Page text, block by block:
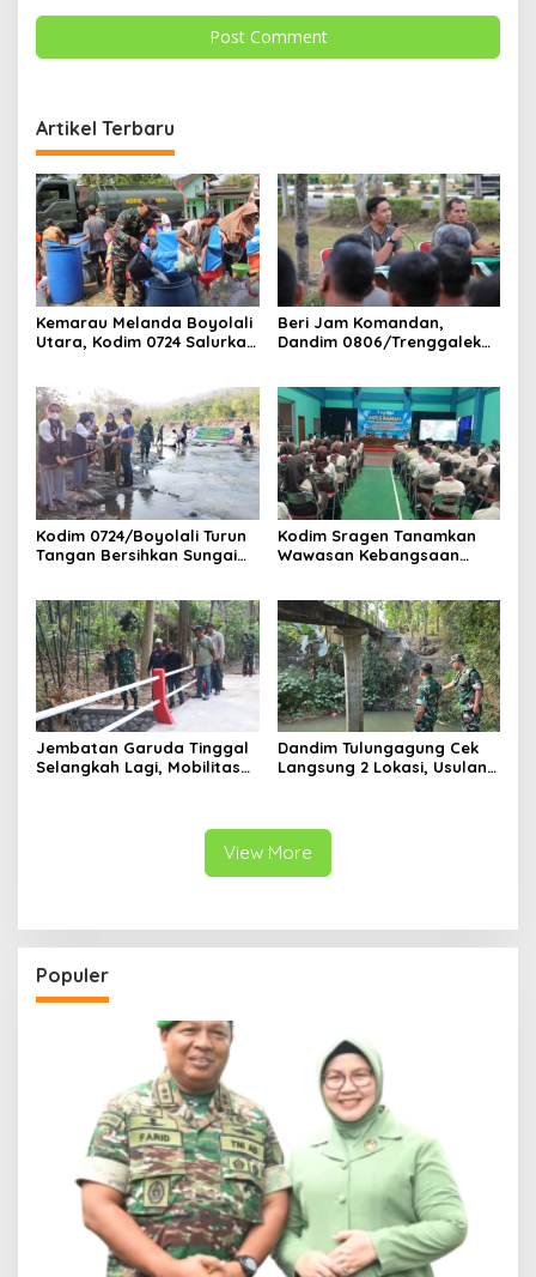
Artikel Terbaru
Kemarau Melanda Boyolali
Utara, Kodim 0724 Salurkan
Beri Jam Komandan,
Dandim 0806/Trenggalek
Kodim 0724/Boyolali Turun
Tangan Bersihkan Sungai
Kodim Sragen Tanamkan
Wawasan Kebangsaan
Jembatan Garuda Tinggal
Selangkah Lagi, Mobilitas
Dandim Tulungagung Cek
Langsung 2 Lokasi, Usulan
Kondisi Lapangan
View More
Populer